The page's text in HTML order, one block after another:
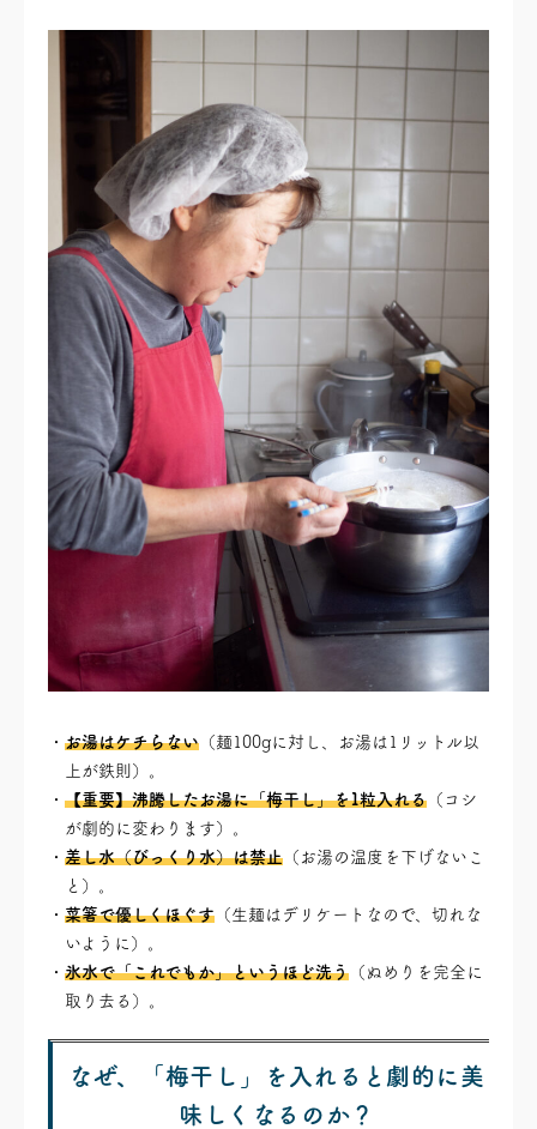
お湯はケチらない （麺100gに対し、お湯は1リットル以
上が鉄則）。
【重要】沸騰したお湯に「梅干し」を1粒入れる （コシ
が劇的に変わります）。
差し水（びっくり水）は禁止 （お湯の温度を下げないこ
と）。
菜箸で優しくほぐす （生麺はデリケートなので、切れな
いように）。
氷水で「これでもか」というほど洗う （ぬめりを完全に
取り去る）。
なぜ、「梅干し」を入れると劇的に美
味しくなるのか？